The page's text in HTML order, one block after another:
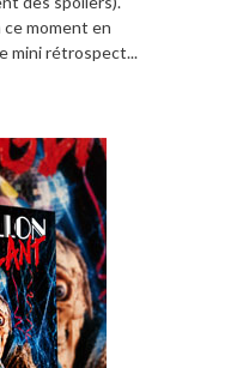
ce moment en
mini rétrospect...